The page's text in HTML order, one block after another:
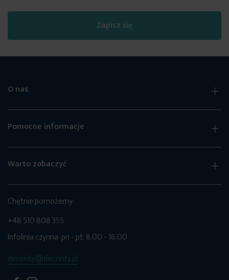
Zapisz się
O nas
Pomocne informacje
Warto zobaczyć
Chętnie pomożemy
+48 510 808 355
Infolinia czynna: pn - pt: 8:00 - 16:00
decority@decority.pl